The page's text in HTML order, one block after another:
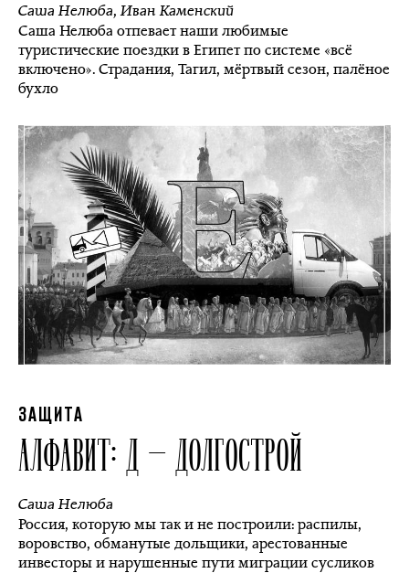
Саша Нелюба,Иван Каменский
Саша Нелюба отпевает наши любимые
туристические поездки в Египет по системе «всё
включено». Страдания, Тагил, мёртвый сезон, палёное
бухло
ЗАЩИТА
АЛФАВИТ: Д — ДОЛГОСТРОЙ
Саша Нелюба
Россия, которую мы так и не построили: распилы,
воровство, обманутые дольщики, арестованные
инвесторы и нарушенные пути миграции сусликов